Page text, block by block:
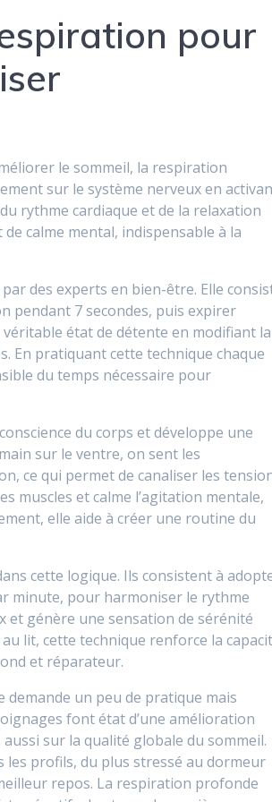
pour
le sommeil, la respiration
sur le système nerveux en
rythme cardiaque et de la relaxation
calme mental, indispensable à la
des experts en bien-être. Elle
pendant 7 secondes, puis expirer
état de détente en modifiant la
En pratiquant cette technique chaque
du temps nécessaire pour
du corps et développe une
sur le ventre, on sent les
ce qui permet de canaliser les
muscles et calme l’agitation mentale,
elle aide à créer une routine du
cette logique. Ils consistent à
minute, pour harmoniser le rythme
et génère une sensation de sérénité
lit, cette technique renforce la
et réparateur.
un peu de pratique mais
font état d’une amélioration
sur la qualité globale du sommeil.
les profils, du plus stressé au dormeur
repos. La respiration profonde